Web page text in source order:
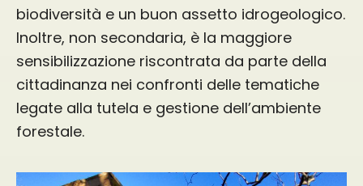
biodiversità e un buon assetto idrogeologico.
Inoltre, non secondaria, è la maggiore
sensibilizzazione riscontrata da parte della
cittadinanza nei confronti delle tematiche
legate alla tutela e gestione dell’ambiente
forestale.